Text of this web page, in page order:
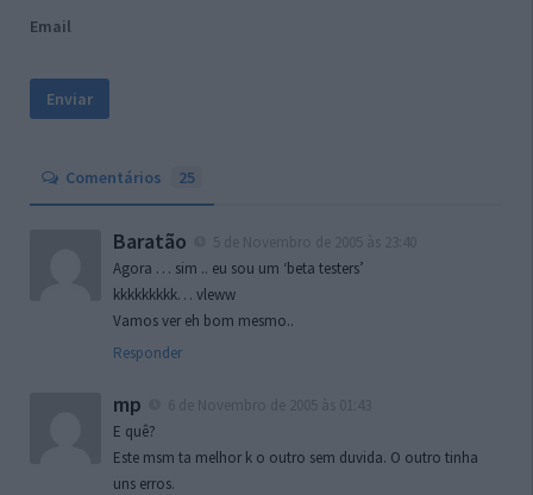
Email
Comentários 25
Baratão
Agora … sim .. eu sou um ‘beta testers’
kkkkkkkkk… vleww
Vamos ver eh bom mesmo..
Responder
mp
E quê?
Este msm ta melhor k o outro sem duvida. O outro tinha
uns erros.